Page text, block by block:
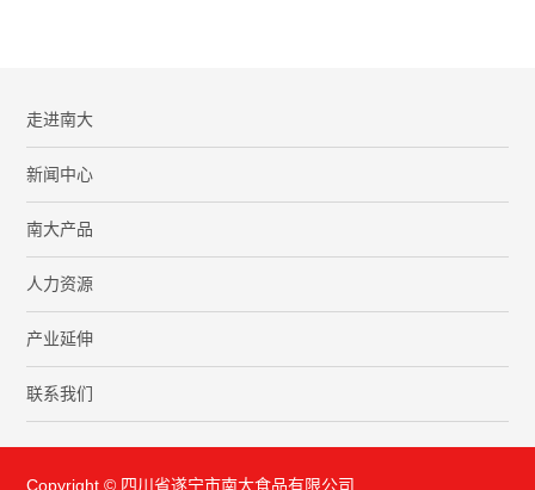
走进南大
新闻中心
南大产品
人力资源
产业延伸
联系我们
Copyright © 四川省遂宁市南大食品有限公司